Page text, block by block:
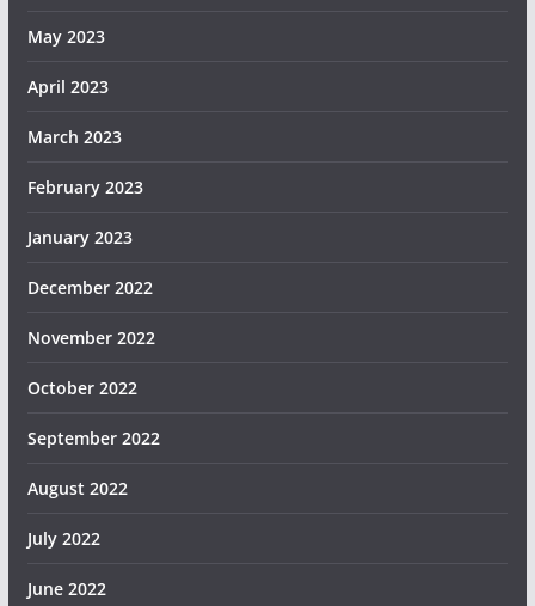
May 2023
April 2023
March 2023
February 2023
January 2023
December 2022
November 2022
October 2022
September 2022
August 2022
July 2022
June 2022